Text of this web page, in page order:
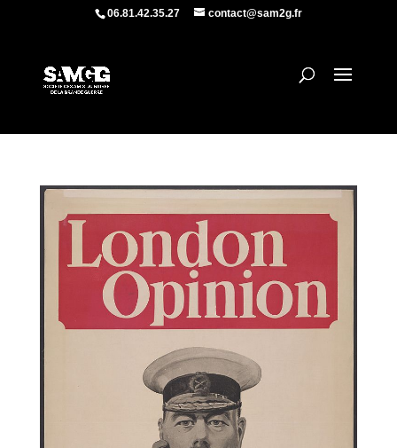
06.81.42.35.27 contact@sam2g.fr